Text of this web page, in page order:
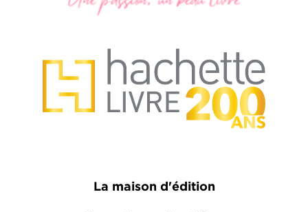
La maison d'édition